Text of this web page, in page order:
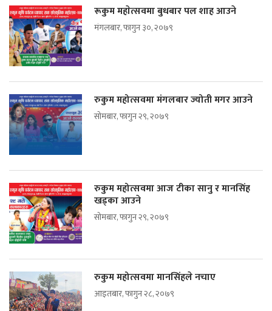
रूकुम महाेत्सवमा बुधबार पल शाह आउने
मंगलबार, फागुन ३०, २०७९
रुकुम महोत्सवमा मंगलबार ज्योती मगर आउने
सोमबार, फागुन २९, २०७९
रुकुम महोत्सवमा आज टीका सानु र मानसिंह
खड्का आउने
सोमबार, फागुन २९, २०७९
रुकुम महोत्सवमा मानसिंहले नचाए
आइतबार, फागुन २८, २०७९